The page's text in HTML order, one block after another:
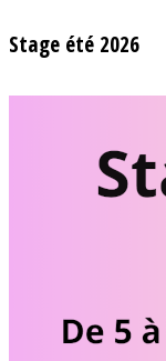
Stage été 2026